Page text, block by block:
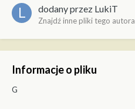
dodany przez LukiT
Znajdź inne pliki tego autora
Informacje o pliku
G